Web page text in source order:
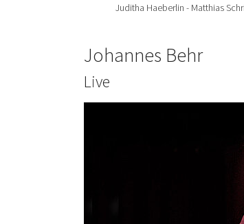
Juditha Haeberlin - Matthias
Johannes Behr
Live